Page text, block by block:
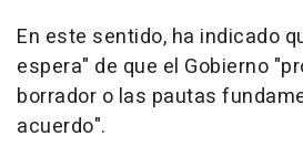
En este sentido, ha indicado
espera" de que el Gobierno
borrador o las pautas
acuerdo".